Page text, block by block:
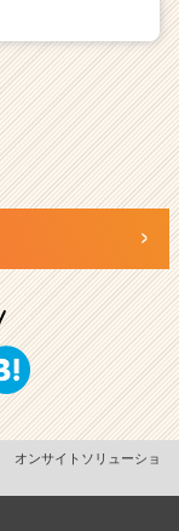
オンサイトソリューショ